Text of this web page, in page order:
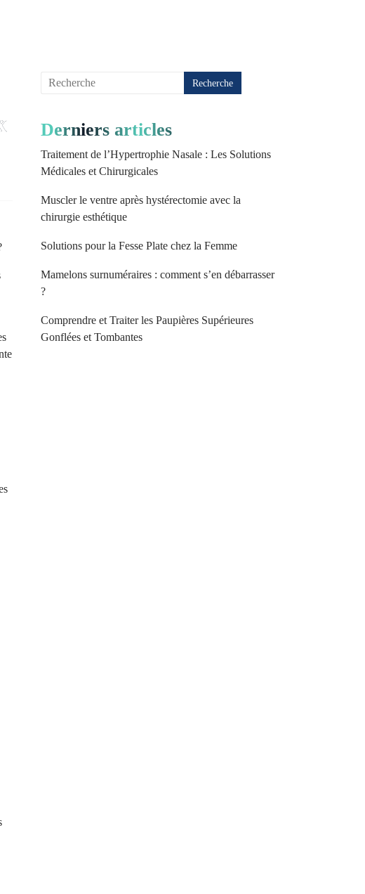
Derniers articles
Traitement de l’Hypertrophie Nasale : Les Solutions
Médicales et Chirurgicales
Muscler le ventre après hystérectomie avec la
chirurgie esthétique
Solutions pour la Fesse Plate chez la Femme
Mamelons surnuméraires : comment s’en débarrasser
?
Comprendre et Traiter les Paupières Supérieures
Gonflées et Tombantes